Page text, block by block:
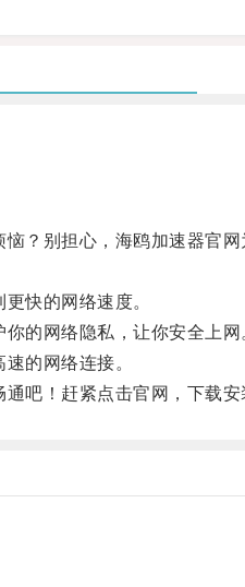
别担心，海鸥加速器官
快的网络速度。
的网络隐私，让你安全上网
的网络连接。
！赶紧点击官网，下载安